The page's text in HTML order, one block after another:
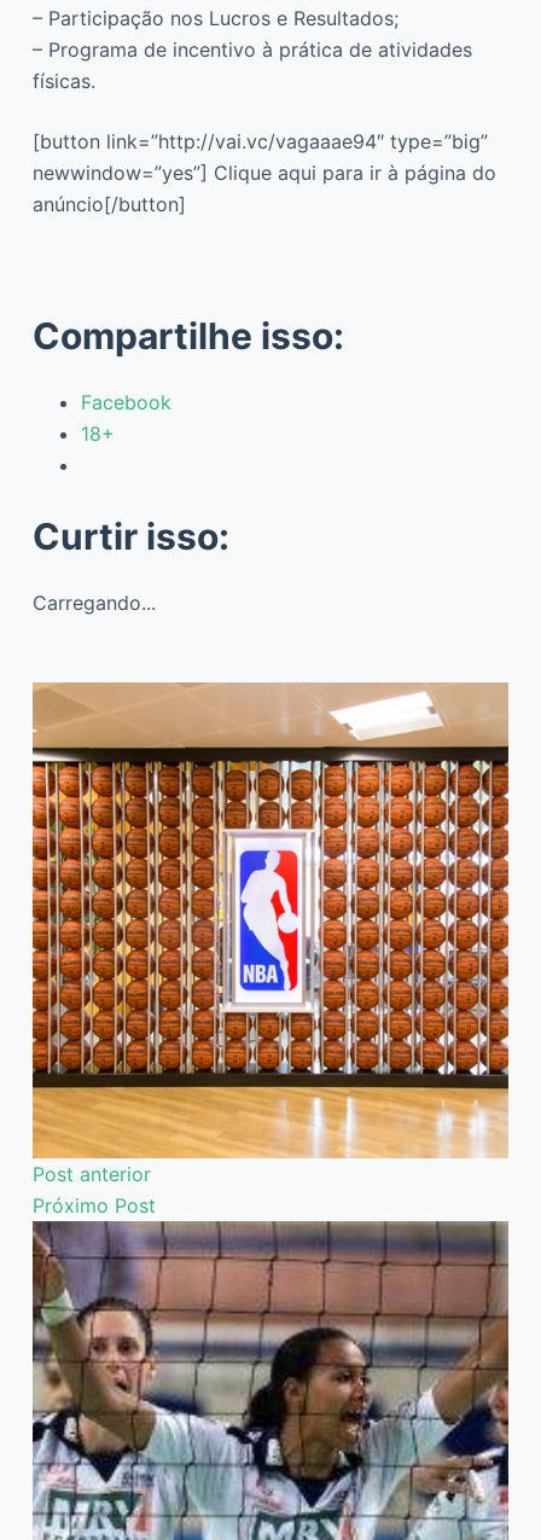
– Participação nos Lucros e Resultados;
– Programa de incentivo à prática de atividades
físicas.
[button link=”http://vai.vc/vagaaae94″ type=”big”
newwindow=”yes”] Clique aqui para ir à página do
anúncio[/button]
Compartilhe isso:
Facebook
18+
Curtir isso:
Carregando...
Post anterior
Próximo Post